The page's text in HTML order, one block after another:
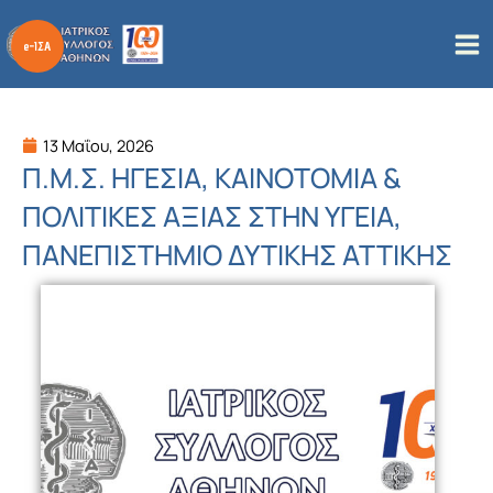
στο
περιεχόμενο
13 Μαΐου, 2026
Π.Μ.Σ. ΗΓΕΣΙΑ, ΚΑΙΝΟΤΟΜΙΑ &
ΠΟΛΙΤΙΚΕΣ ΑΞΙΑΣ ΣΤΗΝ ΥΓΕΙΑ,
ΠΑΝΕΠΙΣΤΗΜΙΟ ΔΥΤΙΚΗΣ ΑΤΤΙΚΗΣ